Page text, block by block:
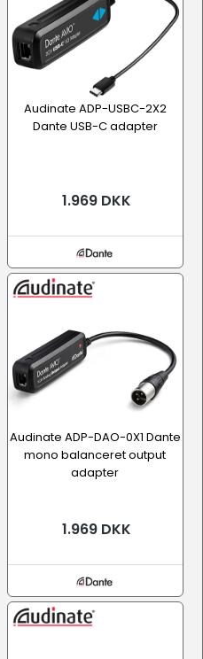
Audinate ADP-USBC-2X2
Dante USB-C adapter
1.969 DKK
Audinate ADP-DAO-0X1 Dante
mono balanceret output
adapter
1.969 DKK